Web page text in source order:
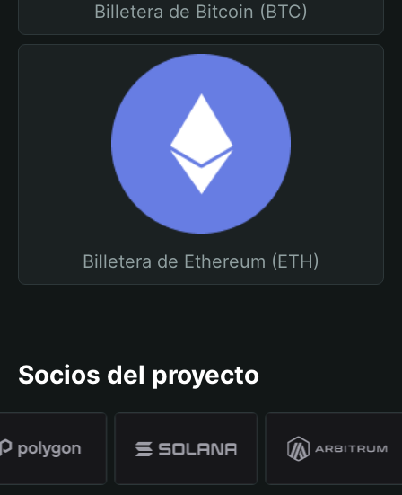
Billetera de Bitcoin (BTC)
Billetera de Ethereum (ETH)
Socios del proyecto